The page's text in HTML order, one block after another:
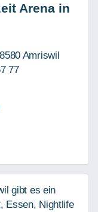
Arena in
Amriswil
77
gibt es ein
Essen, Nightlife